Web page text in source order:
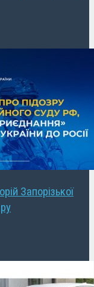
Запорізької